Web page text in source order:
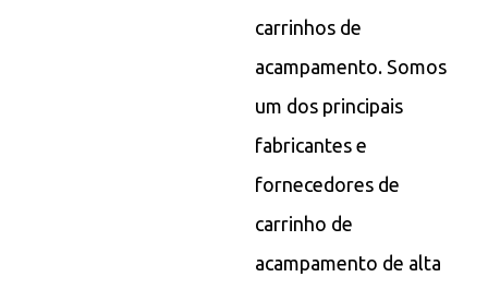
carrinhos de
acampamento. Somos
um dos principais
fabricantes e
fornecedores de
carrinho de
acampamento de alta